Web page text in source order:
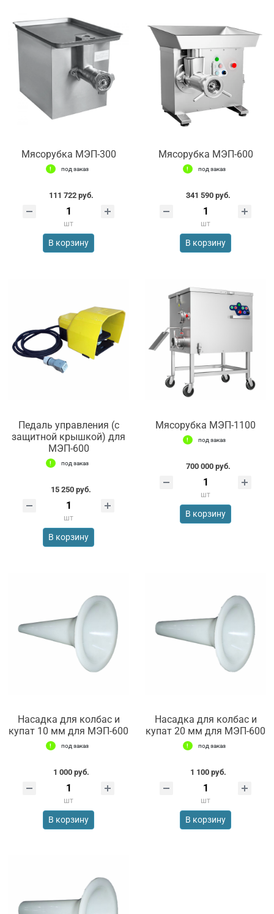
Мясорубка МЭП-300
под заказ
111 722 руб.
шт
В корзину
Мясорубка МЭП-600
под заказ
341 590 руб.
шт
В корзину
Педаль управления (с
защитной крышкой) для
МЭП-600
под заказ
15 250 руб.
шт
В корзину
Мясорубка МЭП-1100
под заказ
700 000 руб.
шт
В корзину
Насадка для колбас и
купат 10 мм для МЭП-600
под заказ
1 000 руб.
шт
В корзину
Насадка для колбас и
купат 20 мм для МЭП-600
под заказ
1 100 руб.
шт
В корзину